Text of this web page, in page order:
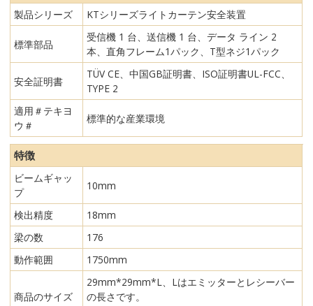
製品シリーズ KTシリーズライトカーテン安全装置
標準部品
受信機 1 台、送信機 1 台、データ ライン 2
本、直角フレーム1パック、T型ネジ1パック
安全証明書
TÜV CE、中国GB証明書、ISO証明書UL-FCC、
TYPE 2
適用＃テキヨ
ウ＃
標準的な産業環境
特徴
ビームギャッ
プ
10mm
検出精度
18mm
梁の数
176
動作範囲
1750mm
商品のサイズ
29mm*29mm*L、Lはエミッターとレシーバー
の長さです。